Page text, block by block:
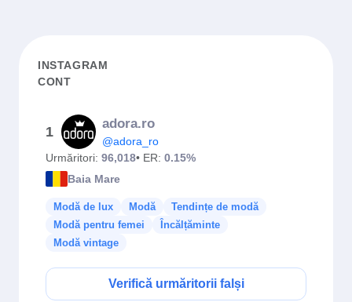
INSTAGRAM
CONT
1
adora.ro
@adora_ro
Urmăritori: 96,018• ER: 0.15%
Baia Mare
Modă de lux Modă
Tendințe de modă
Modă pentru femei
Încălțăminte
Modă vintage
Verifică urmăritorii falși